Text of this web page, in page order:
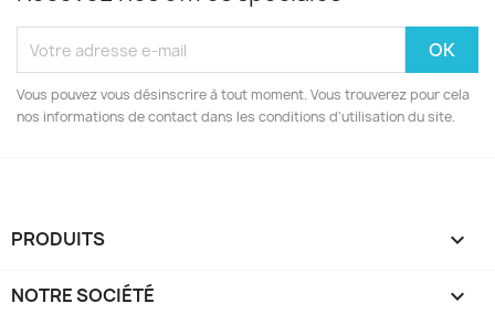
Vous pouvez vous désinscrire à tout moment. Vous trouverez pour cela
nos informations de contact dans les conditions d'utilisation du site.
PRODUITS 
NOTRE SOCIÉTÉ 